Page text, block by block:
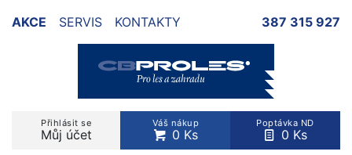
AKCE SERVIS KONTAKTY 387 315 927
Přihlásit se
Můj účet
Váš nákup
0 Ks
Poptávka ND
0 Ks